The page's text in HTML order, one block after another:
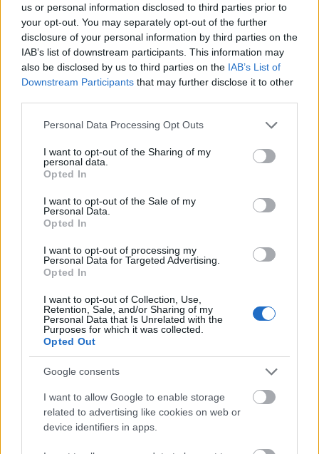
us or personal information disclosed to third parties prior to
your opt-out. You may separately opt-out of the further
disclosure of your personal information by third parties on the
IAB’s list of downstream participants. This information may
also be disclosed by us to third parties on the IAB’s List of
Downstream Participants that may further disclose it to other
Please note that this website/app uses one or more Google
not limited to your visit or usage behaviour. You may click to
grant or deny consent to Google and its third-party tags to
use your data for below specified purposes in below Google
consent section.
Personal Data Processing Opt Outs
I want to opt-out of the Sharing of my
personal data.
Opted In
I want to opt-out of the Sale of my
Personal Data.
Opted In
I want to opt-out of processing my
Personal Data for Targeted Advertising.
Opted In
I want to opt-out of Collection, Use,
Retention, Sale, and/or Sharing of my
Personal Data that Is Unrelated with the
Purposes for which it was collected.
Opted Out
Google consents
I want to allow Google to enable storage
related to advertising like cookies on web or
device identifiers in apps.
Hogyan látod kétlakiként New Yorkot és
Magyarországot?
New York egy vibráló, csodálatos város,
összehasonlíthatatlan bármilyen várossal. Nagyon
izgalmas kulturálisan, az emberek is nyitottak,
mindig máshol dolgozom. Ott miközben nagyon
boldog vagyok, mégis nagy hiányokkal küzdök,
ugyanakkor egyelőre még jól tudjuk balanszírozni a
dolgokat. Ott anyuka vagyok, Magyarországon,
még sosem forgattam, bár lehet idén ez az álmom
teljesül.
Színészi karrier szempontjából akkor kijelenthető,
hogy New York nem a lehetőségek városa?
Nem kell másképp elképzelni, mint Magyarországot.
Ha ide jön valaki egy idegen országból és úgy dönt,
hogy színész akar lenni, mindig nehéz a nekikezdés.
Ahhoz, hogy az ember részese legyen ennek az
egésznek szakmának muszáj, hogy főiskolára járjon,